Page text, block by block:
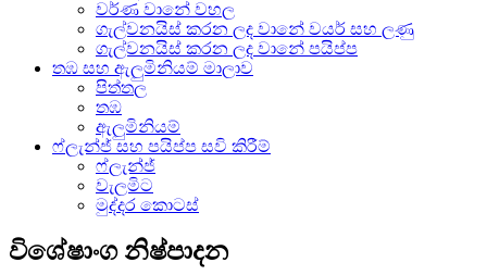
වර්ණ වානේ වහල
ගැල්වනයිස් කරන ලද වානේ වයර් සහ ලණු
ගැල්වනයිස් කරන ලද වානේ පයිප්ප
තඹ සහ ඇලුමිනියම් මාලාව
පිත්තල
තඹ
ඇලුමිනියම්
ෆ්ලැන්ජ් සහ පයිප්ප සවි කිරීම්
ෆ්ලැන්ජ්
වැලමිට
මුද්දර කොටස්
විශේෂාංග නිෂ්පාදන